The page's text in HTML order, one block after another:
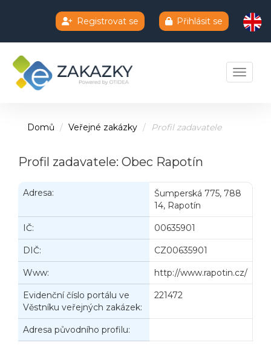
Registrovat se Přihlásit se
Toggle
Domů Veřejné zakázky Profil zadavatele
Profil zadavatele: Obec Rapotín
Adresa:
Šumperská 775, 788
14, Rapotín
IČ: 00635901
DIČ: CZ00635901
Www: http://www.rapotin.cz/
Evidenční číslo portálu ve
Věstníku veřejných zakázek:
221472
Adresa původního profilu:
Chatbot e-zakazky